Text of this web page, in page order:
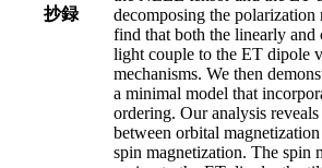
抄録
decomposing the
find that both the linearly and
light couple to the ET dipole
mechanisms. We then
a minimal model that
ordering. Our analysis
between orbital
spin magnetization. The spin